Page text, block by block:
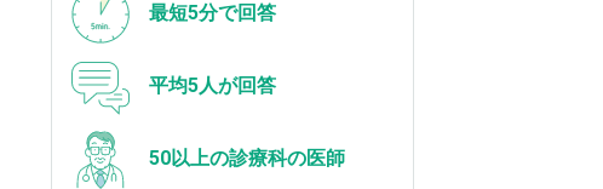
最短5分で回答
平均5人が回答
50以上の診療科の医師